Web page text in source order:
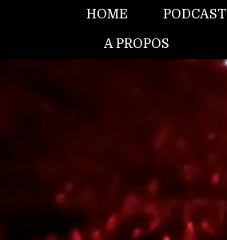
HOME PODCAST
A PROPOS